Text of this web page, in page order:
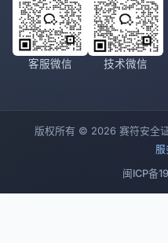
客服微信 技术微信
版权所有 © 2026 赛符安全
服
闽ICP备